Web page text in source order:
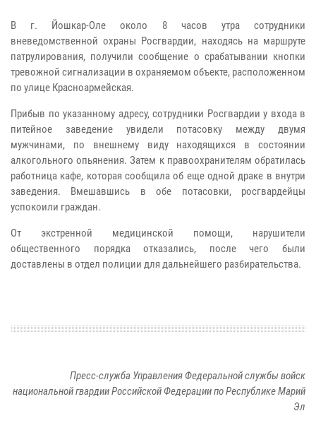
В г. Йошкар-Оле около 8 часов утра сотрудники
вневедомственной охраны Росгвардии, находясь на маршруте
патрулирования, получили сообщение о срабатывании кнопки
тревожной сигнализации в охраняемом объекте, расположенном
по улице Красноармейская.
Прибыв по указанному адресу, сотрудники Росгвардии у входа в
питейное заведение увидели потасовку между двумя
мужчинами, по внешнему виду находящихся в состоянии
алкогольного опьянения. Затем к правоохранителям обратилась
работница кафе, которая сообщила об еще одной драке в внутри
заведения. Вмешавшись в обе потасовки, росгвардейцы
успокоили граждан.
От экстренной медицинской помощи, нарушители
общественного порядка отказались, после чего были
доставлены в отдел полиции для дальнейшего разбирательства.
Пресс-служба Управления Федеральной службы войск
национальной гвардии Российской Федерации по Республике Марий
Эл